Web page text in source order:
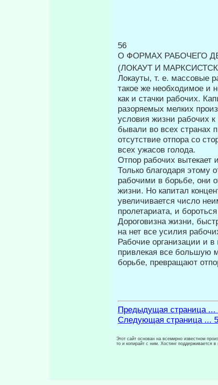
56
О ФОРМАХ РАБОЧЕГО
(ЛОКАУТ И
Локауты, т. е. массовые
такое же необходимое и
как и стачки рабочих.
разоряемых мелких
условия жизни рабочих
бывали во всех странах
отсутствие отпора со
всех ужасов голода.
Отпор рабочих
Только благодаря этому
рабочими в борьбе, они
жизни. Но капитал
увеличивается число
пролетариата, и
Дороговизна жизни,
на нет все усилия
Рабочие организации и
привле­кая все большую
борьбе, превращают
Предыдущая страница ...
Следующая страница ...
Этот сайт основан на всемирно известном
то и копирайт с ним. Хостинг поддерживается